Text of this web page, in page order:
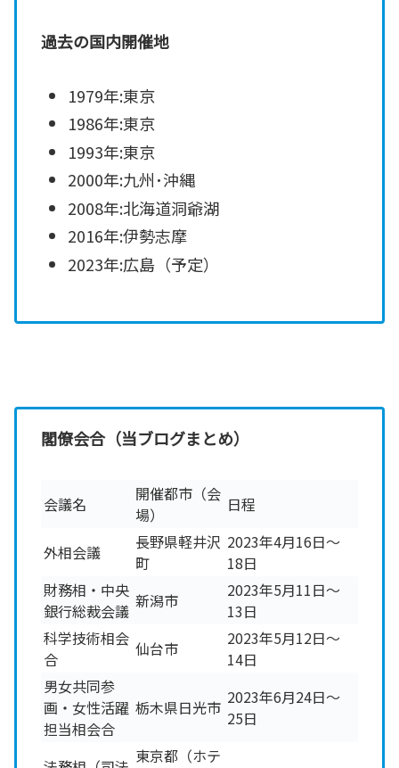
過去の国内開催地
1979年:東京
1986年:東京
1993年:東京
2000年:九州･沖縄
2008年:北海道洞爺湖
2016年:伊勢志摩
2023年:広島（予定）
閣僚会合（当ブログまとめ）
会議名
開催都市（会
場）
日程
外相会議
長野県軽井沢
町
2023年4月16日～
18日
財務相・中央
銀行総裁会議 新潟市
2023年5月11日～
13日
科学技術相会
合
仙台市
2023年5月12日～
14日
男女共同参
画・女性活躍
担当相会合
栃木県日光市 2023年6月24日～
25日
東京都（ホテ